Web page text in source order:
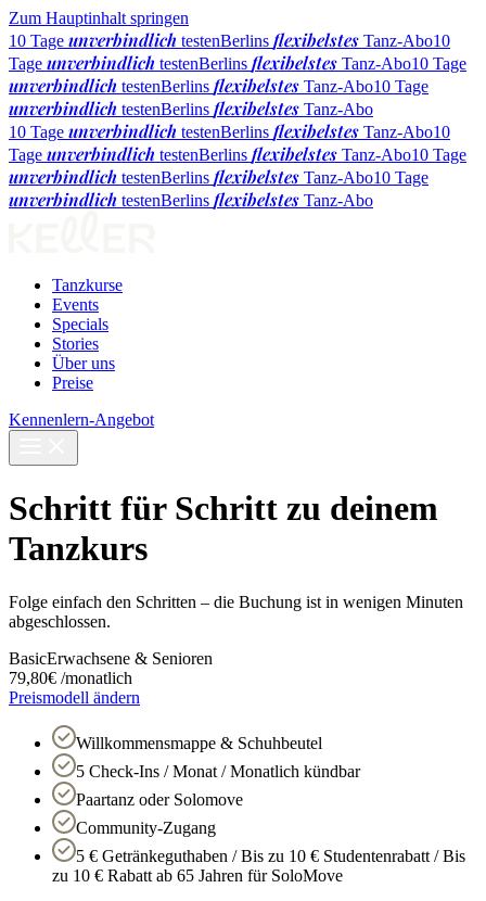
Zum Hauptinhalt springen
10 Tage unverbindlich testenBerlins flexibelstes Tanz-Abo10
Tage unverbindlich testenBerlins flexibelstes Tanz-Abo10 Tage
unverbindlich testenBerlins flexibelstes Tanz-Abo10 Tage
unverbindlich testenBerlins flexibelstes Tanz-Abo
10 Tage unverbindlich testenBerlins flexibelstes Tanz-Abo10
Tage unverbindlich testenBerlins flexibelstes Tanz-Abo10 Tage
unverbindlich testenBerlins flexibelstes Tanz-Abo10 Tage
unverbindlich testenBerlins flexibelstes Tanz-Abo
Tanzkurse
Events
Specials
Stories
Über uns
Preise
Kennenlern-Angebot
Schritt für Schritt zu deinem
Tanzkurs
Folge einfach den Schritten – die Buchung ist in wenigen Minuten
abgeschlossen.
BasicErwachsene & Senioren
79,80€ /monatlich
Preismodell ändern
Willkommensmappe & Schuhbeutel
5 Check-Ins / Monat / Monatlich kündbar
Paartanz oder Solomove
Community-Zugang
5 € Getränkeguthaben / Bis zu 10 € Studentenrabatt / Bis
zu 10 € Rabatt ab 65 Jahren für SoloMove